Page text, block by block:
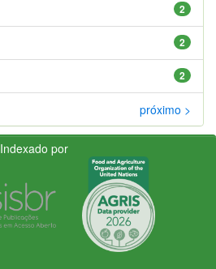
2
2
2
próximo >
Indexado por